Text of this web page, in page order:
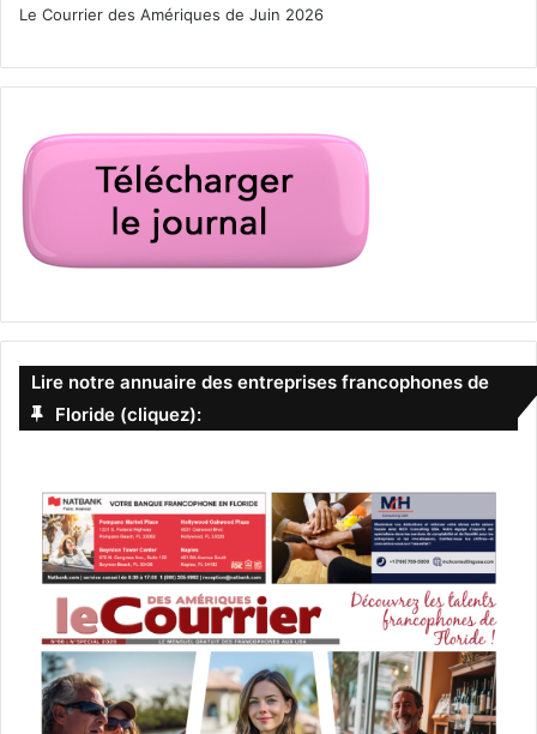
Le Courrier des Amériques de Juin 2026
Lire notre annuaire des entreprises francophones de
Floride (cliquez):